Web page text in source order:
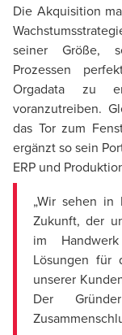
Die Akquisition
seiner Größe,
Prozessen
Orgadata zu
voranzutreiben.
das Tor zum
ergänzt so sein
ERP und
„Wir sehen
Zukunft, der
im
Lösungen für
unserer
Der